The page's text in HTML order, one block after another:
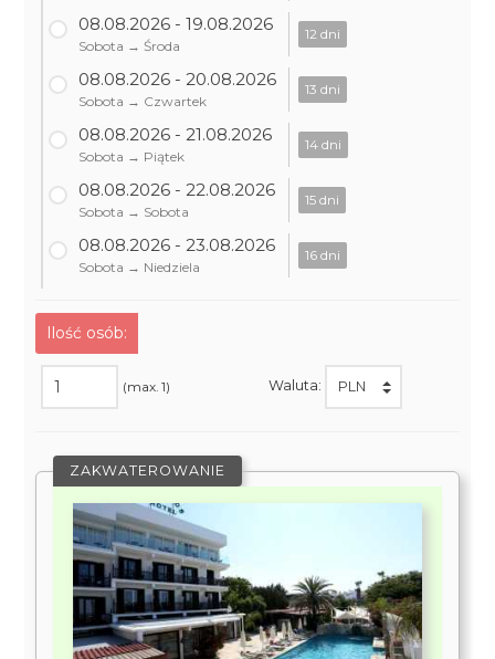
08.08.2026 - 19.08.2026
Sobota → Środa
12 dni
08.08.2026 - 20.08.2026
Sobota → Czwartek
13 dni
08.08.2026 - 21.08.2026
Sobota → Piątek
14 dni
08.08.2026 - 22.08.2026
Sobota → Sobota
15 dni
08.08.2026 - 23.08.2026
Sobota → Niedziela
16 dni
Ilość osób:
(max. 1) Waluta:
ZAKWATEROWANIE